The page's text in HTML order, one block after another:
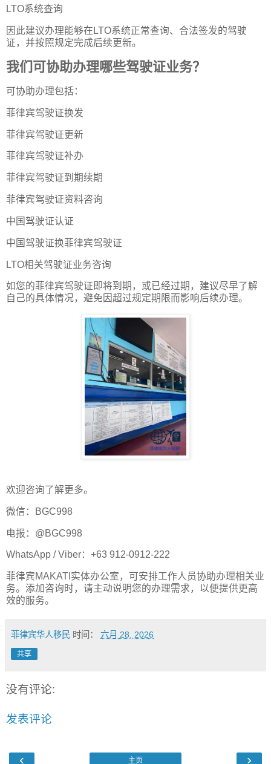
LTO系统查询
因此建议办理能够在LTO系统正常查询、合法签发的驾驶
证，并按照规定完成后续更新。
我们可协助办理哪些驾驶证业务？
可协助办理包括：
菲律宾驾驶证换发
菲律宾驾驶证更新
菲律宾驾驶证补办
菲律宾驾驶证到期续期
菲律宾驾驶证资料咨询
中国驾驶证认证
中国驾驶证换菲律宾驾驶证
LTO相关驾驶证业务咨询
如您的菲律宾驾驶证即将到期，或已经过期，建议尽早了解
自己的具体情况，避免因超过规定期限而影响后续办理。
欢迎咨询了解更多。
微信：BGC998
电报：@BGC998
WhatsApp / Viber：+63 912-0912-222
菲律宾MAKATI实体办公室，可安排工作人员协助办理相关业
务。添加咨询时，请主动说明您的办理需求，以便提供更高
效的服务。
菲律宾华人移民 时间： 六月 28, 2026
共享
没有评论:
发表评论
‹ ›
主页